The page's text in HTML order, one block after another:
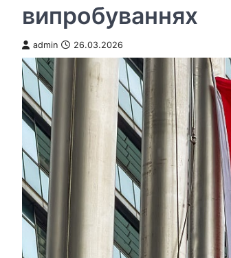
випробуваннях
admin 26.03.2026